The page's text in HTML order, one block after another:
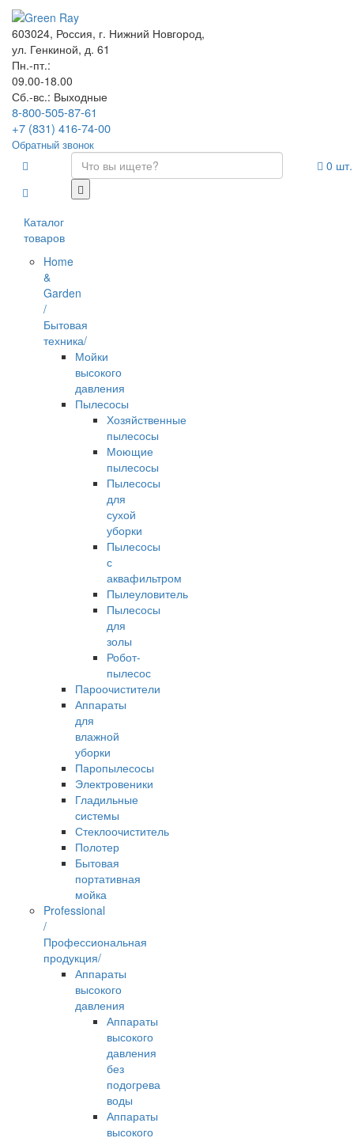
603024, Россия, г. Нижний Новгород,
ул. Генкиной, д. 61
Пн.-пт.:
09.00-18.00
Сб.-вс.: Выходные
8-800-505-87-61
+7 (831) 416-74-00
Обратный звонок
Каталог
товаров
Home
&
Garden
/
Бытовая
техника/
Мойки
высокого
давления
Пылесосы
Хозяйственные
пылесосы
Моющие
пылесосы
Пылесосы
для
сухой
уборки
Пылесосы
с
аквафильтром
Пылеуловитель
Пылесосы
для
золы
Робот-
пылесос
Пароочистители
Аппараты
для
влажной
уборки
Паропылесосы
Электровеники
Гладильные
системы
Стеклоочиститель
Полотер
Бытовая
портативная
мойка
Professional
/
Профессиональная
продукция/
Аппараты
высокого
давления
Аппараты
высокого
давления
без
подогрева
воды
Аппараты
высокого
0